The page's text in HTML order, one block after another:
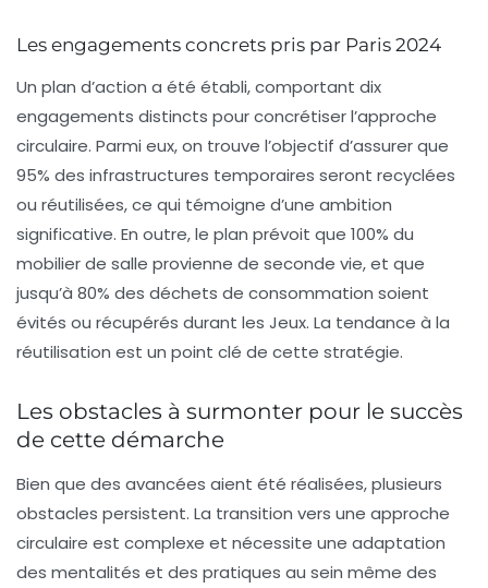
Les engagements concrets pris par Paris 2024
Un plan d’action a été établi, comportant dix
engagements distincts pour concrétiser l’approche
circulaire. Parmi eux, on trouve l’objectif d’assurer que
95% des infrastructures temporaires seront recyclées
ou réutilisées, ce qui témoigne d’une ambition
significative. En outre, le plan prévoit que 100% du
mobilier de salle provienne de seconde vie, et que
jusqu’à 80% des déchets de consommation soient
évités ou récupérés durant les Jeux. La tendance à la
réutilisation est un point clé de cette stratégie.
Les obstacles à surmonter pour le succès
de cette démarche
Bien que des avancées aient été réalisées, plusieurs
obstacles persistent. La transition vers une approche
circulaire est complexe et nécessite une adaptation
des mentalités et des pratiques au sein même des